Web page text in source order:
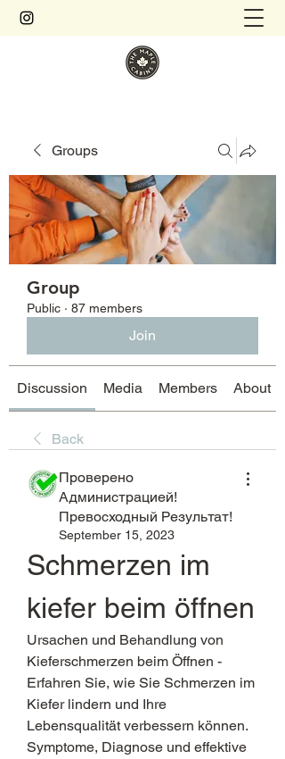
Groups
Group
Public · 87 members
Join
Discussion Media Members About
Back
Проверено
Администрацией!
Превосходный Результат!
September 15, 2023
Schmerzen im
kiefer beim öffnen
Ursachen und Behandlung von
Kieferschmerzen beim Öffnen -
Erfahren Sie, wie Sie Schmerzen im
Kiefer lindern und Ihre
Lebensqualität verbessern können.
Symptome, Diagnose und effektive